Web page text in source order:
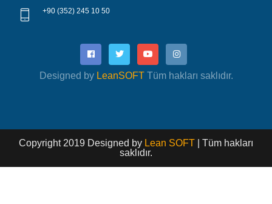
+90 (352) 245 10 50
Designed by LeanSOFTTüm hakları saklıdır.
Copyright 2019 Designed by Lean SOFT
| Tüm hakları
saklıdır.